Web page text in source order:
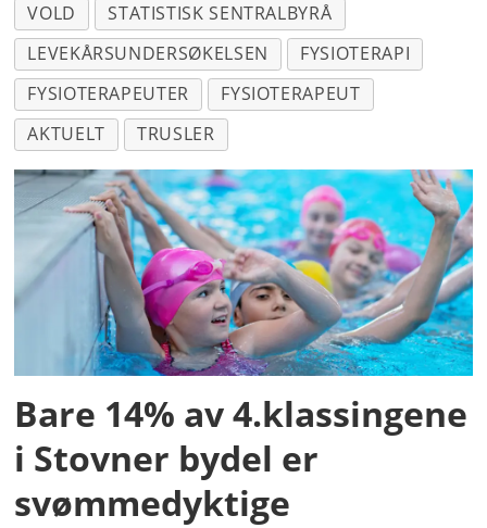
VOLD
STATISTISK SENTRALBYRÅ
LEVEKÅRSUNDERSØKELSEN
FYSIOTERAPI
FYSIOTERAPEUTER
FYSIOTERAPEUT
AKTUELT
TRUSLER
Bare 14% av 4.klassingene
i Stovner bydel er
svømmedyktige